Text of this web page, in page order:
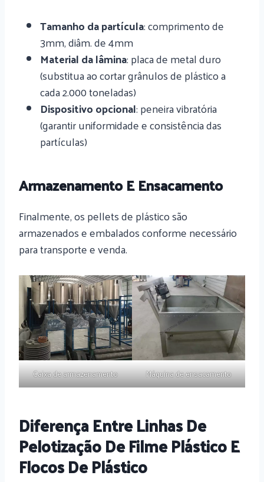
Tamanho da partícula: comprimento de
3mm, diâm. de 4mm
Material da lâmina: placa de metal duro
(substitua ao cortar grânulos de plástico a
cada 2.000 toneladas)
Dispositivo opcional: peneira vibratória
(garantir uniformidade e consistência das
partículas)
Armazenamento E Ensacamento
Finalmente, os pellets de plástico são
armazenados e embalados conforme necessário
para transporte e venda.
Caixa de armazenamento Máquina de ensacamento
Diferença Entre Linhas De
Pelotização De Filme Plástico E
Flocos De Plástico